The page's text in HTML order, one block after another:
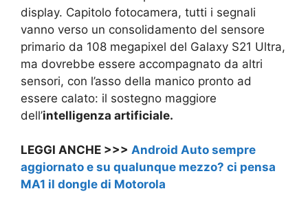
display. Capitolo fotocamera, tutti i segnali
vanno verso un consolidamento del sensore
primario da 108 megapixel del Galaxy S21 Ultra,
ma dovrebbe essere accompagnato da altri
sensori, con l’asso della manico pronto ad
essere calato: il sostegno maggiore
dell’intelligenza artificiale.
LEGGI ANCHE >>> Android Auto sempre
aggiornato e su qualunque mezzo? ci pensa
MA1 il dongle di Motorola